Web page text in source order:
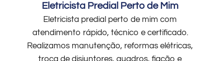
Eletricista Predial Perto de Mim
Eletricista predial perto de mim com
atendimento rápido, técnico e certificado.
Realizamos manutenção, reformas elétricas,
troca de disjuntores, quadros, fiação e